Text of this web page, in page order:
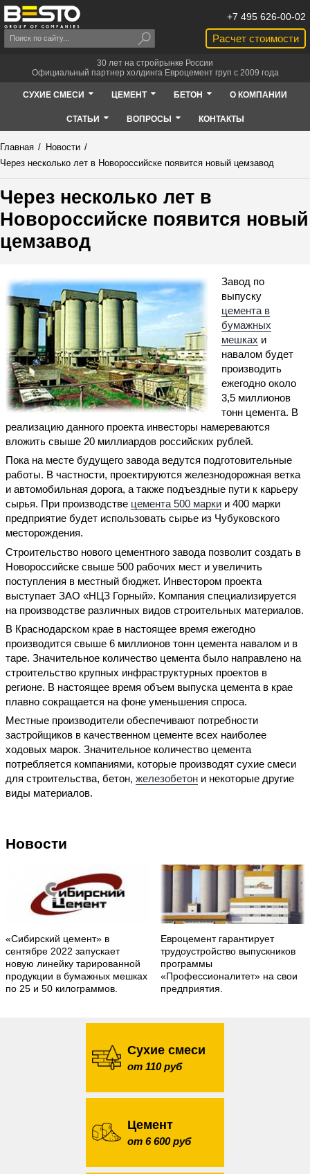
Расчет стоимости
+7 495 626-00-02
30 лет на стройрынке России
Официальный партнер холдинга Евроцемент груп с 2009 года
СУХИЕ СМЕСИ ЦЕМЕНТ БЕТОН О КОМПАНИИ
СТАТЬИ ВОПРОСЫ КОНТАКТЫ
Главная / Новости /
Через несколько лет в Новороссийске появится новый цемзавод
Через несколько лет в
Новороссийске появится новый
цемзавод
Завод по
выпуску
цемента в
бумажных
мешках и
навалом будет
производить
ежегодно около
3,5 миллионов
тонн цемента. В
реализацию данного проекта инвесторы намереваются
вложить свыше 20 миллиардов российских рублей.
Пока на месте будущего завода ведутся подготовительные
работы. В частности, проектируются железнодорожная ветка
и автомобильная дорога, а также подъездные пути к карьеру
сырья. При производстве цемента 500 марки и 400 марки
предприятие будет использовать сырье из Чубуковского
месторождения.
Строительство нового цементного завода позволит создать в
Новороссийске свыше 500 рабочих мест и увеличить
поступления в местный бюджет. Инвестором проекта
выступает ЗАО «НЦЗ Горный». Компания специализируется
на производстве различных видов строительных материалов.
В Краснодарском крае в настоящее время ежегодно
производится свыше 6 миллионов тонн цемента навалом и в
таре. Значительное количество цемента было направлено на
строительство крупных инфраструктурных проектов в
регионе. В настоящее время объем выпуска цемента в крае
плавно сокращается на фоне уменьшения спроса.
Местные производители обеспечивают потребности
застройщиков в качественном цементе всех наиболее
ходовых марок. Значительное количество цемента
потребляется компаниями, которые производят сухие смеси
для строительства, бетон, железобетон и некоторые другие
виды материалов.
Новости
«Сибирский цемент» в
сентябре 2022 запускает
новую линейку тарированной
продукции в бумажных мешках
по 25 и 50 килограммов.
Евроцемент гарантирует
трудоустройство выпускников
программы
«Профессионалитет» на свои
предприятия.
Сухие смеси
от 110 руб
Цемент
от 6 600 руб